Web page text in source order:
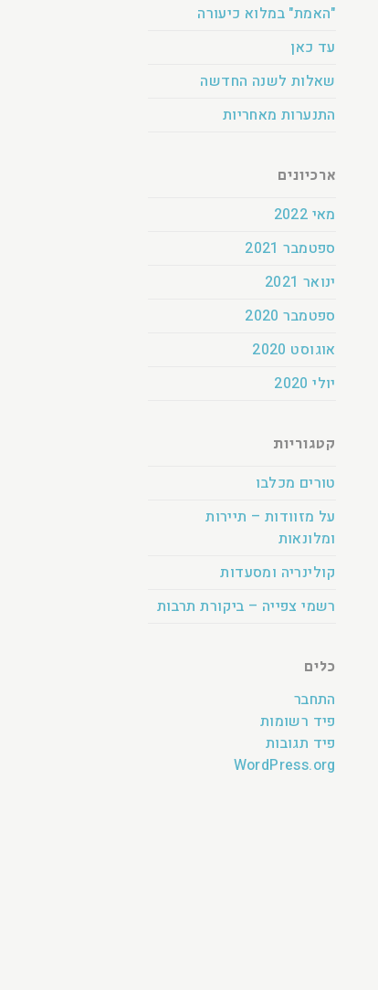
"האמת" במלוא כיעורה
עד כאן
שאלות לשנה החדשה
התנערות מאחריות
ארכיונים
מאי 2022
ספטמבר 2021
ינואר 2021
ספטמבר 2020
אוגוסט 2020
יולי 2020
קטגוריות
טורים מכלבו
על מזוודות – תיירות
ומלונאות
קולינריה ומסעדות
רשמי צפייה – ביקורת תרבות
כלים
התחבר
פיד רשומות
פיד תגובות
WordPress.org